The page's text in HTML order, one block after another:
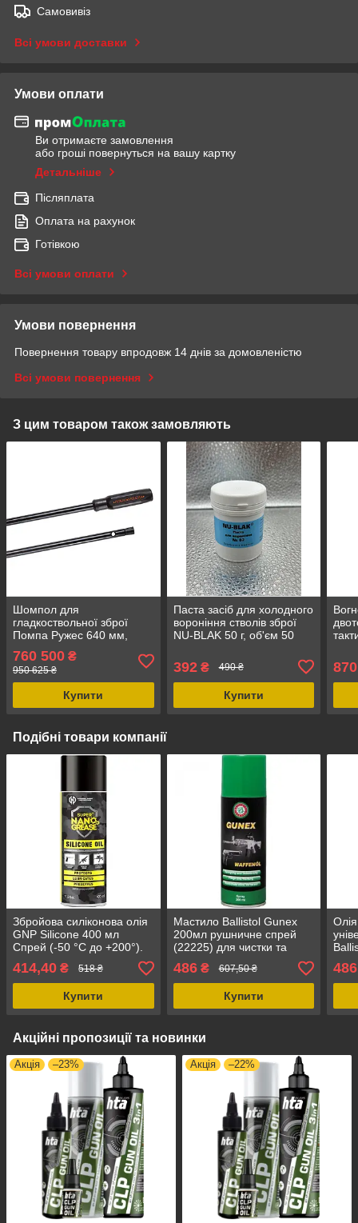
Самовивіз
Всі умови доставки
Умови оплати
Ви отримаєте замовлення
або гроші повернуться на вашу картку
Детальніше
Післяплата
Оплата на рахунок
Готівкою
Всі умови оплати
Умови повернення
Повернення товару впродовж 14 днів за домовленістю
Всі умови повернення
З цим товаром також замовляють
Шомпол для
гладкоствольної зброї
Помпа Ружес 640 мм,
12 і 20 калібру
760 500 ₴
950 625 ₴
Купити
Паста засіб для холодного
вороніння стволів зброї
NU-BLAK 50 г, об'єм 50
392₴ 490 ₴
Купити
155
870
Подібні товари компанії
Збройова силіконова олія
GNP Silicone 400 мл
Спрей (-50 °C до +200°).
Мастило для змащення
зброї пластику, металу,
гуми,
414,40 ₴ 518 ₴
Купити
Мастило Ballistol Gunex
200мл рушничне спрей
(22225) для чистки та
захисту металу від корозії,
антикорозійний захист
486₴ 607,50 ₴
Купити
мл),
486
Акційні пропозиції та новинки
Акція –23% Акція –22%